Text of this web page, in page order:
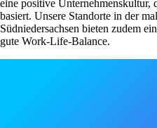
eine positive Unternehmenskultur,
basiert. Unsere Standorte in der
Südniedersachsen bieten zudem
gute Work-Life-Balance.